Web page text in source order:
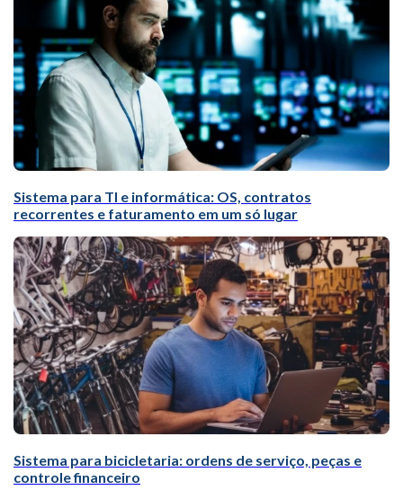
Sistema para TI e informática: OS, contratos
recorrentes e faturamento em um só lugar
Sistema para bicicletaria: ordens de serviço, peças e
controle financeiro